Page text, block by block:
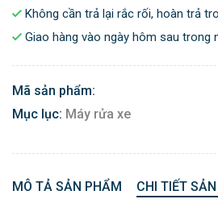
Không cần trả lại rắc rối, hoàn trả
Giao hàng vào ngày hôm sau trong
Mã sản phẩm:
Mục lục: Máy rửa xe
MÔ TẢ SẢN PHẨM CHI TIẾT